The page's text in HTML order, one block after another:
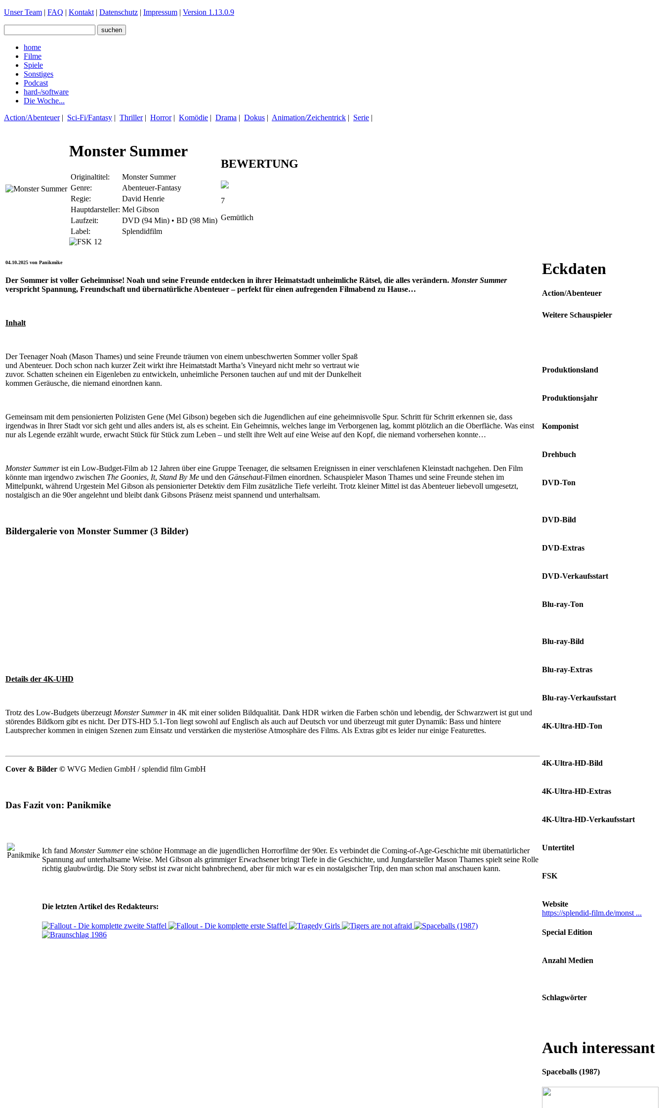
Unser Team | FAQ | Kontakt | Datenschutz | Impressum | Version 1.13.0.9
home
Filme
Spiele
Sonstiges
Podcast
hard-/software
Die Woche...
Action/Abenteuer| Sci-Fi/Fantasy | Thriller| Horror| Komödie | Drama | Dokus | Animation/Zeichentrick | Serie |
Monster Summer
Originaltitel:
Monster Summer
Genre:
Abenteuer-Fantasy
Regie:
David Henrie
Hauptdarsteller: Mel Gibson
Laufzeit:
DVD (94 Min) • BD (98 Min)
Label:
Splendidfilm
BEWERTUNG
7
Gemütlich
04.10.2025 von Panikmike
Der Sommer ist voller Geheimnisse! Noah und seine Freunde entdecken in ihrer Heimatstadt unheimliche Rätsel, die alles verändern. Monster Summer
verspricht Spannung, Freundschaft und übernatürliche Abenteuer – perfekt für einen aufregenden Filmabend zu Hause…
Inhalt
Der Teenager Noah (Mason Thames) und seine Freunde träumen von einem unbeschwerten Sommer voller Spaß
und Abenteuer. Doch schon nach kurzer Zeit wirkt ihre Heimatstadt Martha’s Vineyard nicht mehr so vertraut wie
zuvor. Schatten scheinen ein Eigenleben zu entwickeln, unheimliche Personen tauchen auf und mit der Dunkelheit
kommen Geräusche, die niemand einordnen kann.
Gemeinsam mit dem pensionierten Polizisten Gene (Mel Gibson) begeben sich die Jugendlichen auf eine geheimnisvolle Spur. Schritt für Schritt erkennen sie, dass
irgendwas in Ihrer Stadt vor sich geht und alles anders ist, als es scheint. Ein Geheimnis, welches lange im Verborgenen lag, kommt plötzlich an die Oberfläche. Was einst
nur als Legende erzählt wurde, erwacht Stück für Stück zum Leben – und stellt ihre Welt auf eine Weise auf den Kopf, die niemand vorhersehen konnte…
Monster Summerist ein Low-Budget-Film ab 12 Jahren über eine Gruppe Teenager, die seltsamen Ereignissen in einer verschlafenen Kleinstadt nachgehen. Den Film
könnte man irgendwo zwischen The Goonies, It, Stand By Me und den Gänsehaut-Filmen einordnen. Schauspieler Mason Thames und seine Freunde stehen im
Mittelpunkt, während Urgestein Mel Gibson als pensionierter Detektiv dem Film zusätzliche Tiefe verleiht. Trotz kleiner Mittel ist das Abenteuer liebevoll umgesetzt,
nostalgisch an die 90er angelehnt und bleibt dank Gibsons Präsenz meist spannend und unterhaltsam.
Bildergalerie von Monster Summer (3 Bilder)
Details der 4K-UHD
Trotz des Low-Budgets überzeugt Monster Summerin 4K mit einer soliden Bildqualität. Dank HDR wirken die Farben schön und lebendig, der Schwarzwert ist gut und
störendes Bildkorn gibt es nicht. Der DTS-HD 5.1-Ton liegt sowohl auf Englisch als auch auf Deutsch vor und überzeugt mit guter Dynamik: Bass und hintere
Lautsprecher kommen in einigen Szenen zum Einsatz und verstärken die mysteriöse Atmosphäre des Films. Als Extras gibt es leider nur einige Featurettes.
Cover & Bilder © WVG Medien GmbH / splendid film GmbH
Das Fazit von: Panikmike
Ich fand Monster Summereine schöne Hommage an die jugendlichen Horrorfilme der 90er. Es verbindet die Coming-of-Age-Geschichte mit übernatürlicher
Spannung auf unterhaltsame Weise. Mel Gibson als grimmiger Erwachsener bringt Tiefe in die Geschichte, und Jungdarsteller Mason Thames spielt seine Rolle
richtig glaubwürdig. Die Story selbst ist zwar nicht bahnbrechend, aber für mich war es ein nostalgischer Trip, den man schon mal anschauen kann.
Die letzten Artikel des Redakteurs:
Eckdaten
Action/Abenteuer
Weitere Schauspieler
Produktionsland
Produktionsjahr
Komponist
Drehbuch
DVD-Ton
DVD-Bild
DVD-Extras
DVD-Verkaufsstart
Blu-ray-Ton
Blu-ray-Bild
Blu-ray-Extras
Blu-ray-Verkaufsstart
4K-Ultra-HD-Ton
4K-Ultra-HD-Bild
4K-Ultra-HD-Extras
4K-Ultra-HD-Verkaufsstart
Untertitel
FSK
Website
https://splendid-film.de/monst ...
Special Edition
Anzahl Medien
Schlagwörter
Auch interessant
Spaceballs (1987)